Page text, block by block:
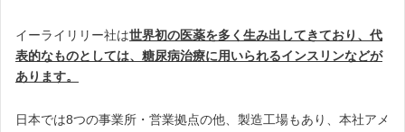
イーライリリー社は世界初の医薬を多く生み出してきており、代
表的なものとしては、糖尿病治療に用いられるインスリンなどが
あります。
日本では8つの事業所・営業拠点の他、製造工場もあり、本社アメ